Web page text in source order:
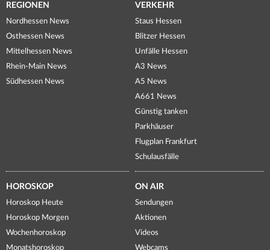
REGIONEN
Nordhessen News
Osthessen News
Mittelhessen News
Rhein-Main News
Südhessen News
VERKEHR
Staus Hessen
Blitzer Hessen
Unfälle Hessen
A3 News
A5 News
A661 News
Günstig tanken
Parkhäuser
Flugplan Frankfurt
Schulausfälle
HOROSKOP
Horoskop Heute
Horoskop Morgen
Wochenhoroskop
Monatshoroskop
ON AIR
Sendungen
Aktionen
Videos
Webcams